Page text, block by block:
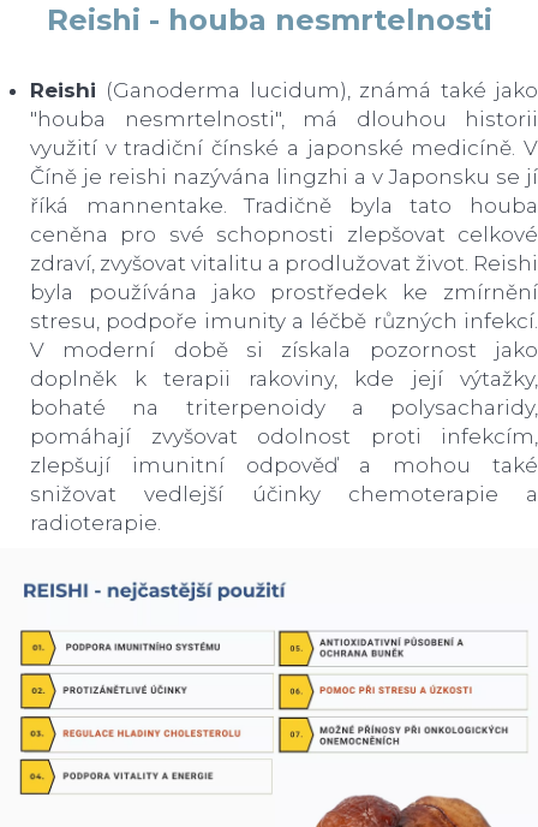
Reishi - houba nesmrtelnosti
Reishi (Ganoderma lucidum), známá také jako
"houba nesmrtelnosti", má dlouhou historii
využití v tradiční čínské a japonské medicíně. V
Číně je reishi nazývána lingzhi a v Japonsku se jí
říká mannentake. Tradičně byla tato houba
ceněna pro své schopnosti zlepšovat celkové
zdraví, zvyšovat vitalitu a prodlužovat život. Reishi
byla používána jako prostředek ke zmírnění
stresu, podpoře imunity a léčbě různých infekcí.
V moderní době si získala pozornost jako
doplněk k terapii rakoviny, kde její výtažky,
bohaté na triterpenoidy a polysacharidy,
pomáhají zvyšovat odolnost proti infekcím,
zlepšují imunitní odpověď a mohou také
snižovat vedlejší účinky chemoterapie a
radioterapie.